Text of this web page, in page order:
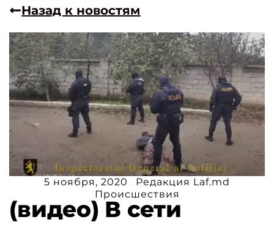
Назад к новостям
5 ноября, 2020
Редакция Laf.md
Происшествия
(видео) В сети